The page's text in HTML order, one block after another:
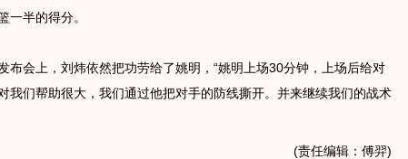
一半的得分。
会上，刘炜依然把功劳给了姚明，“姚明上场30分钟，上场后给对
我们帮助很大，我们通过他把对手的防线撕开。并来继续我们的战术
(责任编辑：傅羿)